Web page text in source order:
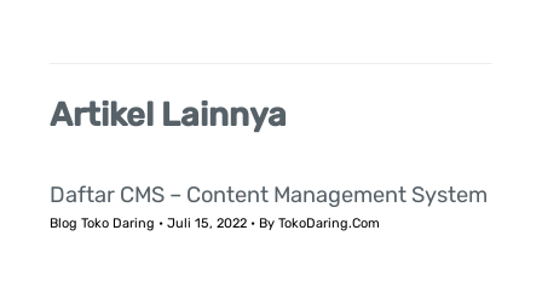
Artikel Lainnya
Daftar CMS – Content Management System
Blog Toko Daring •Juli 15, 2022 • ByTokoDaring.Com